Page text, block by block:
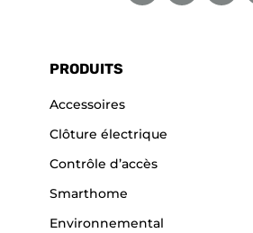
PRODUITS
Accessoires
Clôture électrique
Contrôle d’accès
Smarthome
Environnemental